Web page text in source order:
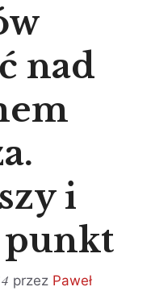
nad
i
punkt
przez Paweł